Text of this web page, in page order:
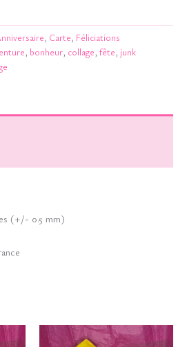
, Carte, Féliciations
, bonheur, collage, fête, junk
(+/- 0.5 mm)